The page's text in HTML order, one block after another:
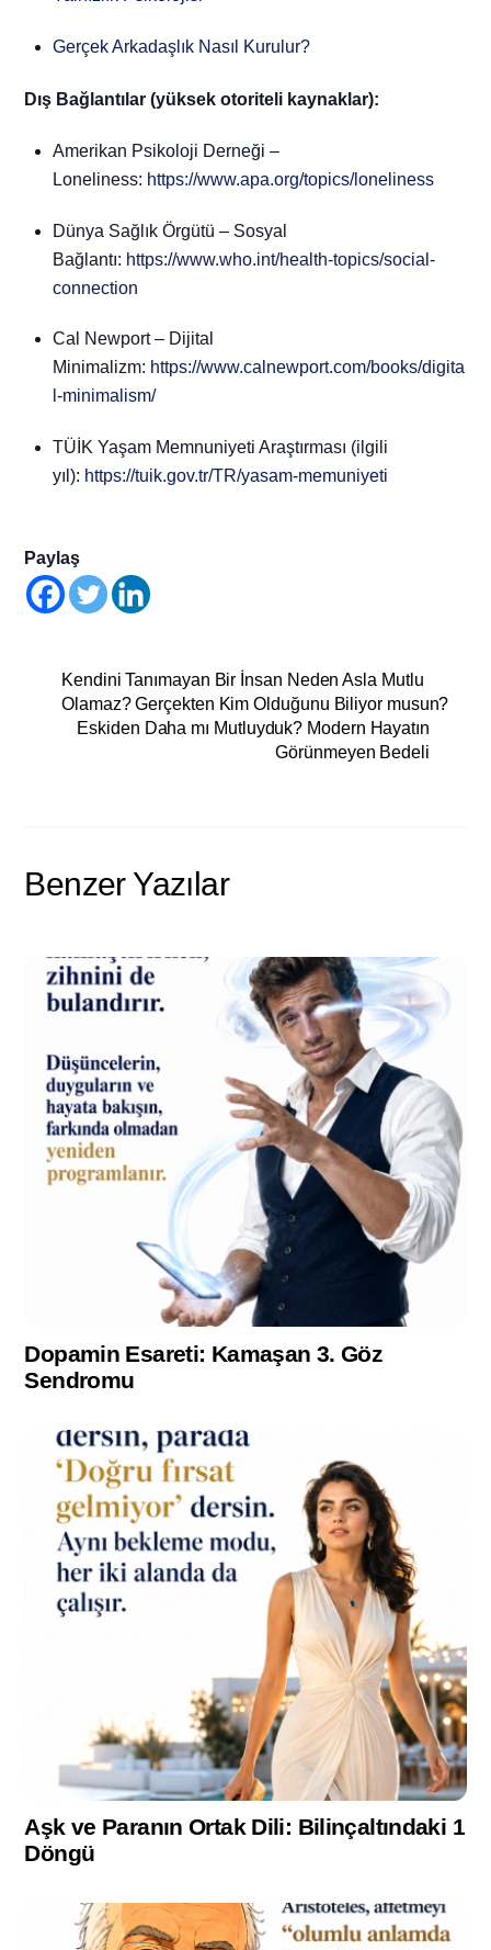
Gerçek Arkadaşlık Nasıl Kurulur?
Dış Bağlantılar (yüksek otoriteli kaynaklar):
Amerikan Psikoloji Derneği –
Loneliness: https://www.apa.org/topics/loneliness
Dünya Sağlık Örgütü – Sosyal
Bağlantı: https://www.who.int/health-topics/social-
connection
Cal Newport – Dijital
Minimalizm: https://www.calnewport.com/books/digita
l-minimalism/
TÜİK Yaşam Memnuniyeti Araştırması (ilgili
yıl): https://tuik.gov.tr/TR/yasam-memuniyeti
Paylaş
Kendini Tanımayan Bir İnsan Neden Asla Mutlu
Olamaz? Gerçekten Kim Olduğunu Biliyor musun?
Eskiden Daha mı Mutluyduk? Modern Hayatın
Görünmeyen Bedeli
Benzer Yazılar
Dopamin Esareti: Kamaşan 3. Göz
Sendromu
Aşk ve Paranın Ortak Dili: Bilinçaltındaki 1
Döngü